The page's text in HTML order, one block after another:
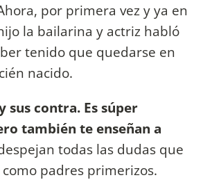
por primera vez y ya en
la bailarina y actriz habló
tenido que quedarse en
nacido.
sus contra. Es súper
también te enseñan a
todas las dudas que
padres primerizos.